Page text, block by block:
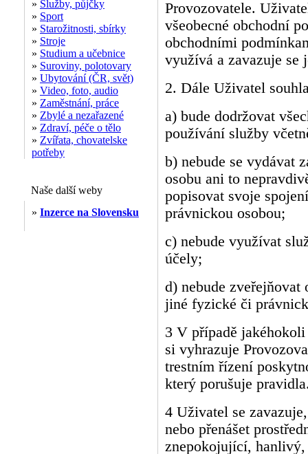
» Služby, půjčky
» Sport
» Starožitnosti, sbírky
» Stroje
» Studium a učebnice
» Suroviny, polotovary
» Ubytování (ČR, svět)
» Video, foto, audio
» Zaměstnání, práce
» Zbylé a nezařazené
» Zdraví, péče o tělo
» Zvířata, chovatelske
potřeby
Naše další weby
» Inzerce na Slovensku
Provozovatele.
všeobecné obchodní
obchodními
využívá a zavazuje se
2. Dále Uživatel
a) bude dodržovat
používání služby
b) nebude se vydávat
osobu ani to
popisovat svoje
právnickou osobou;
c) nebude využívat
účely;
d) nebude
jiné fyzické či
3 V případě
si vyhrazuje
trestním řízení
který porušuje
4 Uživatel se
nebo přenášet
znepokojující,